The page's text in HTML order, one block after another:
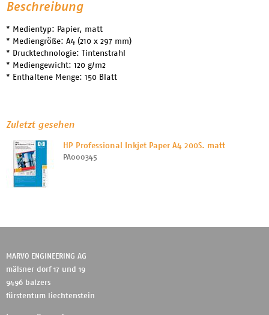
Beschreibung
* Medientyp: Papier, matt
* Mediengröße: A4 (210 x 297 mm)
* Drucktechnologie: Tintenstrahl
* Mediengewicht: 120 g/m2
* Enthaltene Menge: 150 Blatt
Zuletzt gesehen
HP Professional Inkjet Paper A4 200S. matt
PA000345
MARVO ENGINEERING AG
mälsner dorf 17 und 19
9496 balzers
fürstentum liechtenstein